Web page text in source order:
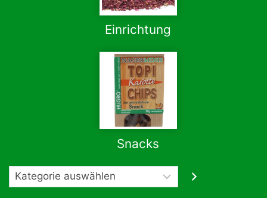
Einrichtung
Snacks
Kategorie
auswählen